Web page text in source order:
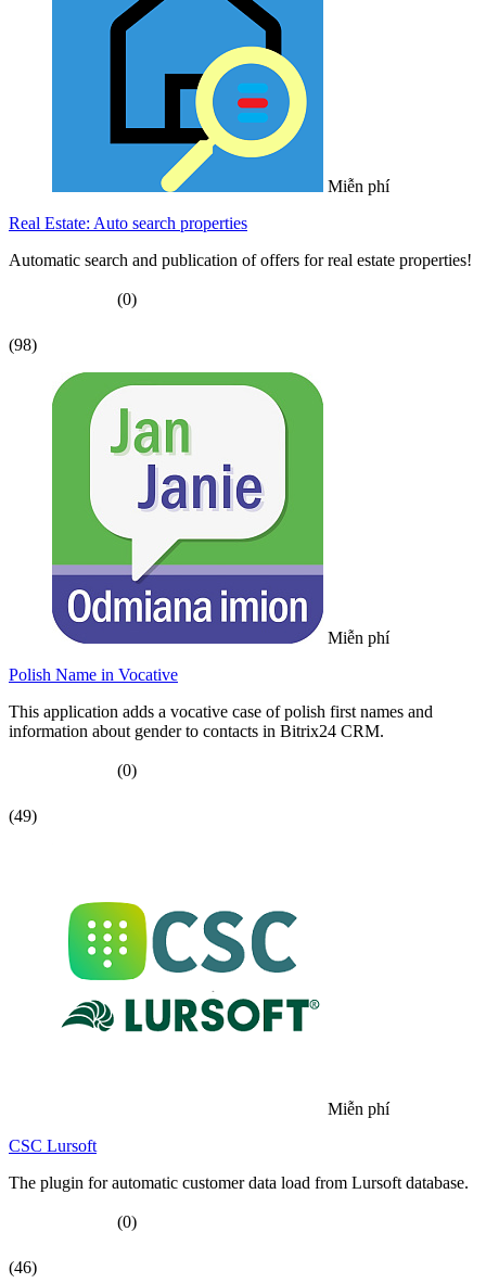
Miễn phí
Real Estate: Auto search properties
Automatic search and publication of offers for real estate properties!
(0)
(98)
Miễn phí
Polish Name in Vocative
This application adds a vocative case of polish first names and
information about gender to contacts in Bitrix24 CRM.
(0)
(49)
Miễn phí
CSC Lursoft
The plugin for automatic customer data load from Lursoft database.
(0)
(46)